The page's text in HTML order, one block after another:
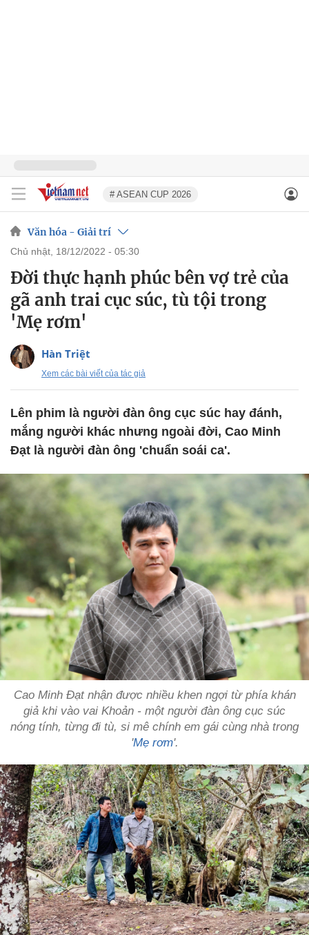
# ASEAN CUP 2026
Văn hóa - Giải trí
chủ nhật, 18/12/2022 - 05:30
Đời thực hạnh phúc bên vợ trẻ của
gã anh trai cục súc, tù tội trong
'Mẹ rơm'
Hàn Triệt
Xem các bài viết của tác giả
Lên phim là người đàn ông cục súc hay đánh,
mắng người khác nhưng ngoài đời, Cao Minh
Đạt là người đàn ông 'chuẩn soái ca'.
Cao Minh Đạt nhận được nhiều khen ngợi từ phía khán
giả khi vào vai Khoản - một người đàn ông cục súc
nóng tính, từng đi tù, si mê chính em gái cùng nhà trong
'Mẹ rơm'.